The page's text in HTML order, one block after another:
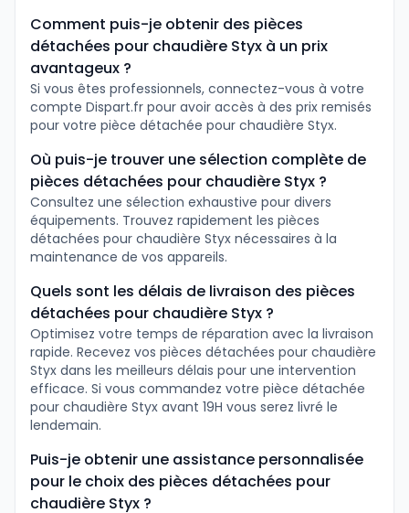
Comment puis-je obtenir des pièces
détachées pour chaudière Styx à un prix
avantageux ?
Si vous êtes professionnels, connectez-vous à votre
compte Dispart.fr pour avoir accès à des prix remisés
pour votre pièce détachée pour chaudière Styx.
Où puis-je trouver une sélection complète de
pièces détachées pour chaudière Styx ?
Consultez une sélection exhaustive pour divers
équipements. Trouvez rapidement les pièces
détachées pour chaudière Styx nécessaires à la
maintenance de vos appareils.
Quels sont les délais de livraison des pièces
détachées pour chaudière Styx ?
Optimisez votre temps de réparation avec la livraison
rapide. Recevez vos pièces détachées pour chaudière
Styx dans les meilleurs délais pour une intervention
efficace. Si vous commandez votre pièce détachée
pour chaudière Styx avant 19H vous serez livré le
lendemain.
Puis-je obtenir une assistance personnalisée
pour le choix des pièces détachées pour
chaudière Styx ?